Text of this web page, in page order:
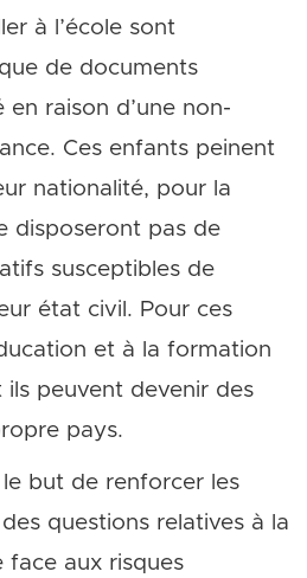
à l’école sont
de documents
raison d’une non-
Ces enfants peinent
nationalité, pour la
disposeront pas de
susceptibles de
état civil. Pour ces
et à la formation
ils peuvent devenir des
pays.
le but de renforcer les
questions relatives à la
face aux risques